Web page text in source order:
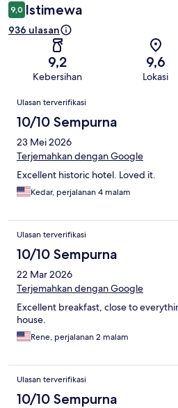
9,0 Istimewa
936 ulasan
9,2
Kebersihan
9,6
Lokasi
Ulasan
Ulasan terverifikasi
10/10 Sempurna
23 Mei 2026
Terjemahkan dengan Google
Excellent historic hotel. Loved it.
Kedar, perjalanan 4 malam
Ulasan terverifikasi
10/10 Sempurna
22 Mar 2026
Terjemahkan dengan Google
Excellent breakfast, close to
house.
Rene, perjalanan 2 malam
Ulasan terverifikasi
10/10 Sempurna